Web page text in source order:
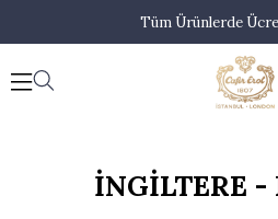
Tüm Ürünlerde
İNGİLTERE -